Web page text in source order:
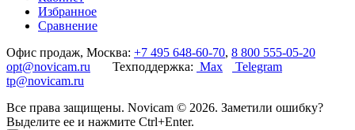
Избранное
Сравнение
Офис продаж, Москва: +7 495 648-60-70, 8 800 555-05-20
opt@novicam.ru Техподдержка: Max
Telegram
tp@novicam.ru
Все права защищены. Novicam © 2026. Заметили ошибку?
Выделите ее и нажмите Ctrl+Enter.